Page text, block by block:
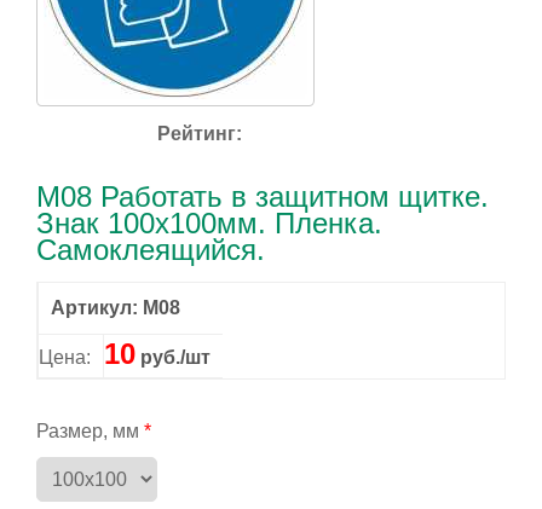
Рейтинг:
M08 Работать в защитном щитке.
Знак 100x100мм. Пленка.
Самоклеящийся.
Артикул: M08
Цена: 10 руб./шт
Размер, мм